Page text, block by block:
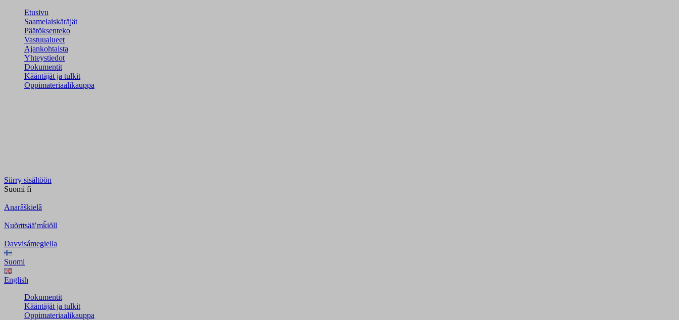
Etusivu
Saamelaiskäräjät
Päätöksenteko
Vastuualueet
Ajankohtaista
Yhteystiedot
Dokumentit
Kääntäjät ja tulkit
Oppimateriaalikauppa
Siirry sisältöön
Suomi fi
Anarâškielâ
Nuõrttsääʹmǩiõll
Davvisámegiella
Suomi
English
Dokumentit
Kääntäjät ja tulkit
Oppimateriaalikauppa